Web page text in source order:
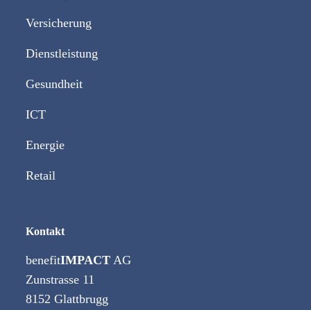
Versicherung
Dienstleistung
Gesundheit
ICT
Energie
Retail
Kontakt
benefitIMPACT AG
Zunstrasse 11
8152 Glattbrugg